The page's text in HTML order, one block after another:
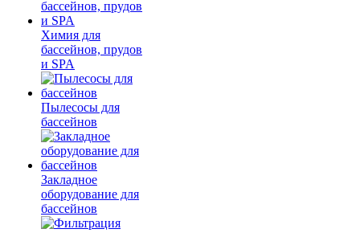
Химия для
бассейнов, прудов
и SPA
Пылесосы для
бассейнов
Закладное
оборудование для
бассейнов